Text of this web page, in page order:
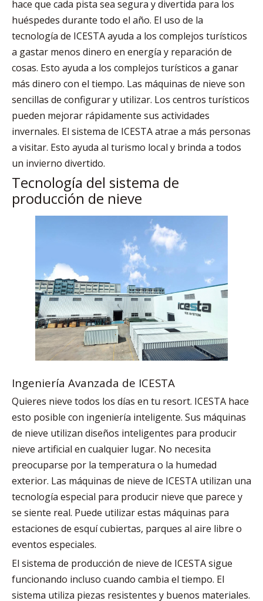
hace que cada pista sea segura y divertida para los
huéspedes durante todo el año. El uso de la
tecnología de ICESTA ayuda a los complejos turísticos
a gastar menos dinero en energía y reparación de
cosas. Esto ayuda a los complejos turísticos a ganar
más dinero con el tiempo. Las máquinas de nieve son
sencillas de configurar y utilizar. Los centros turísticos
pueden mejorar rápidamente sus actividades
invernales. El sistema de ICESTA atrae a más personas
a visitar. Esto ayuda al turismo local y brinda a todos
un invierno divertido.
Tecnología del sistema de
producción de nieve
Ingeniería Avanzada de ICESTA
Quieres nieve todos los días en tu resort. ICESTA hace
esto posible con ingeniería inteligente. Sus máquinas
de nieve utilizan diseños inteligentes para producir
nieve artificial en cualquier lugar. No necesita
preocuparse por la temperatura o la humedad
exterior. Las máquinas de nieve de ICESTA utilizan una
tecnología especial para producir nieve que parece y
se siente real. Puede utilizar estas máquinas para
estaciones de esquí cubiertas, parques al aire libre o
eventos especiales.
El sistema de producción de nieve de ICESTA sigue
funcionando incluso cuando cambia el tiempo. El
sistema utiliza piezas resistentes y buenos materiales.